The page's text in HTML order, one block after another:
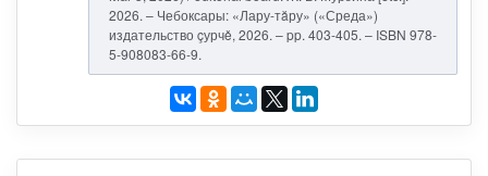
2026. – Чебоксары: «Лару-тăру» («Среда»)
издательство çурчě, 2026. – pp. 403-405. – ISBN 978-
5-908083-66-9.